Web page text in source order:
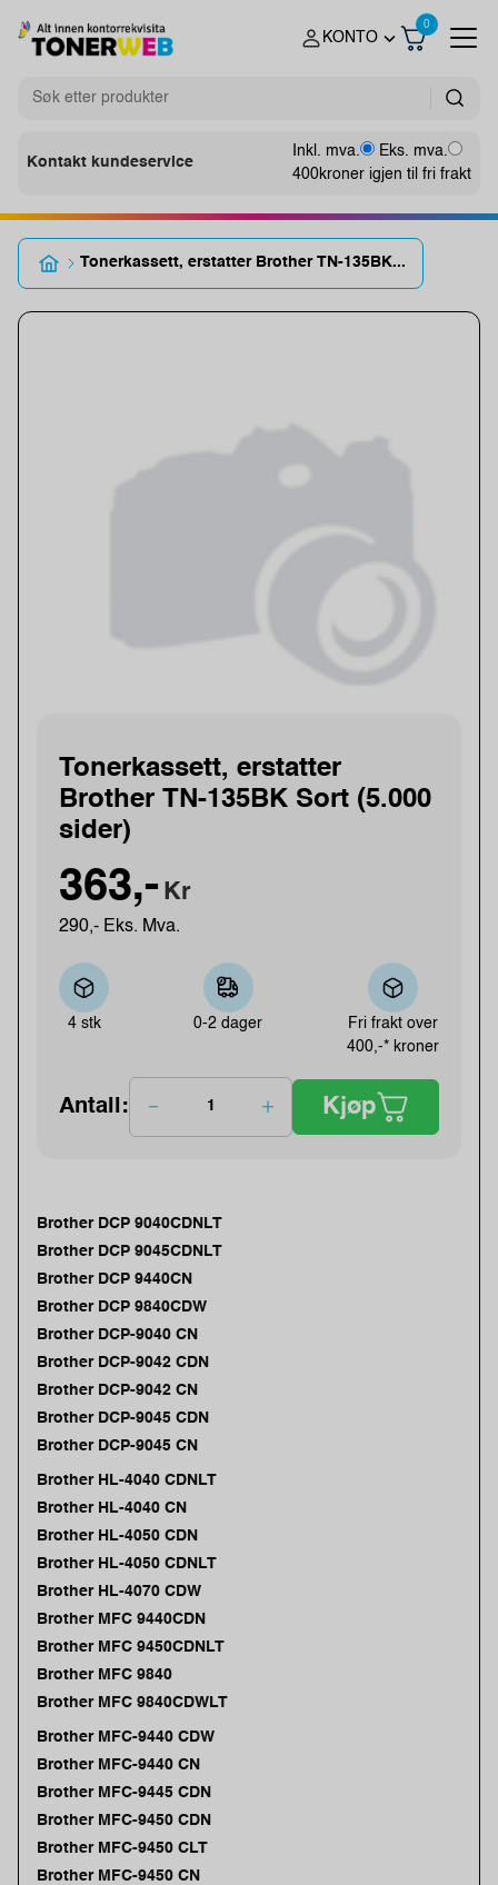
KONTO
0
Kontakt kundeservice
Inkl. mva.
Eks. mva.
400kroner igjen til fri frakt
Tonerkassett, erstatter Brother TN-135BK...
Tonerkassett, erstatter
Brother TN-135BK Sort (5.000
sider)
363,- Kr
290,- Eks. Mva.
4 stk 0-2 dager
Fri frakt over
400,-* kroner
Antall: Kjøp
Brother DCP 9040CDNLT
Brother DCP 9045CDNLT
Brother DCP 9440CN
Brother DCP 9840CDW
Brother DCP-9040 CN
Brother DCP-9042 CDN
Brother DCP-9042 CN
Brother DCP-9045 CDN
Brother DCP-9045 CN
Brother HL-4040 CDNLT
Brother HL-4040 CN
Brother HL-4050 CDN
Brother HL-4050 CDNLT
Brother HL-4070 CDW
Brother MFC 9440CDN
Brother MFC 9450CDNLT
Brother MFC 9840
Brother MFC 9840CDWLT
Brother MFC-9440 CDW
Brother MFC-9440 CN
Brother MFC-9445 CDN
Brother MFC-9450 CDN
Brother MFC-9450 CLT
Brother MFC-9450 CN